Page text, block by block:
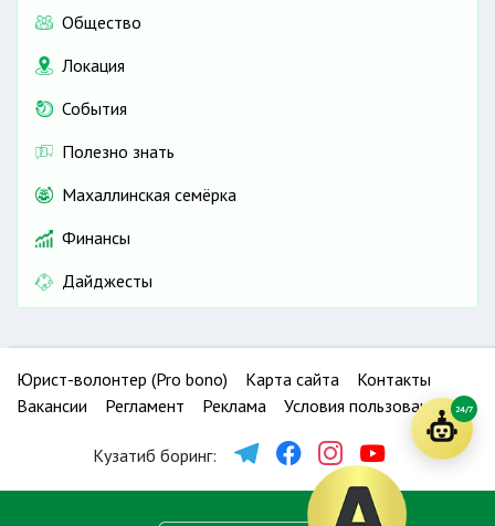
Общество
Локация
События
Полезно знать
Махаллинская семёрка
Финансы
Дайджесты
Юрист-волонтер (Pro bono) Карта сайта
Контакты
Вакансии
Регламент Реклама Условия пользования
Кузатиб боринг:
24/7